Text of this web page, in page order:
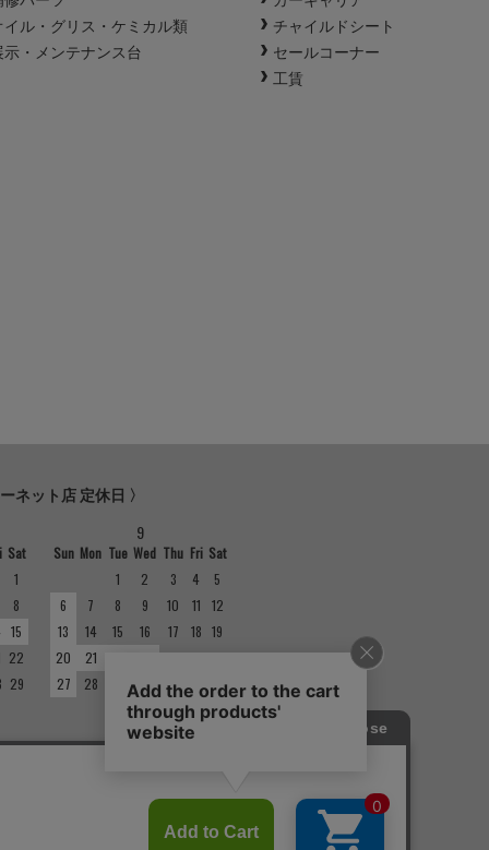
イル・グリス・ケミカル類
示・メンテナンス台
チャイルドシート
セールコーナー
工賃
ネット店 定休日 〉
Sat
1
8
15
22
29
9
Sun Mon Tue Wed Thu Fri Sat
1
2 3 4
5
6
7 8 9 10 11
12
13
14 15 16 17 18 19
20
21 24 25 26
27
28 30
は店舗紹介をご確認ください。